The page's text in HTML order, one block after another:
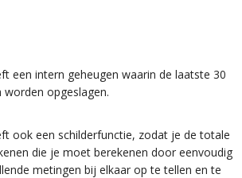
een intern geheugen waarin de laatste 30
opgeslagen.
ook een schilderfunctie, zodat je de totale
die je moet berekenen door eenvoudig
metingen bij elkaar op te tellen en te